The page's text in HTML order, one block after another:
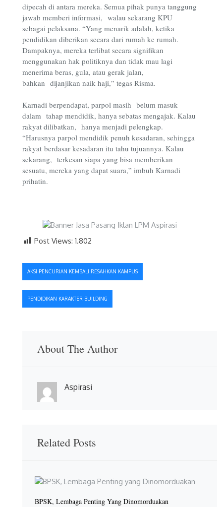
dipecah di antara mereka. Semua pihak punya tanggung
jawab memberi informasi, walau sekarang KPU
sebagai pelaksana. “Yang menarik adalah, ketika
pendidikan diberikan secara dari rumah ke rumah.
Dampaknya, mereka terlibat secara signifikan
menggunakan hak politiknya dan tidak mau lagi
menerima beras, gula, atau gerak jalan,
bahkan dijanjikan naik haji,” tegas Risma.
Karnadi berpendapat, parpol masih belum masuk
dalam tahap mendidik, hanya sebatas mengajak. Kalau
rakyat dilibatkan, hanya menjadi pelengkap.
“Harusnya parpol mendidik penuh kesadaran, sehingga
rakyat berdasar kesadaran itu tahu tujuannya. Kalau
sekarang, terkesan siapa yang bisa memberikan
sesuatu, mereka yang dapat suara,” imbuh Karnadi
prihatin.
Post Views: 1.802
Navigasi
pos
AKSI PENCURIAN KEMBALI RESAHKAN KAMPUS
PENDIDIKAN KARAKTER BUILDING
About The Author
Aspirasi
Related Posts
BPSK, Lembaga Penting Yang Dinomorduakan